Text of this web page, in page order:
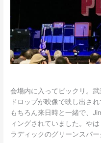
会場内に入ってビックリ。
ドロップが映像で映し出さ
もちろん来日時と一緒で、
ィングされていました。や
ラディックのグリーンスパー